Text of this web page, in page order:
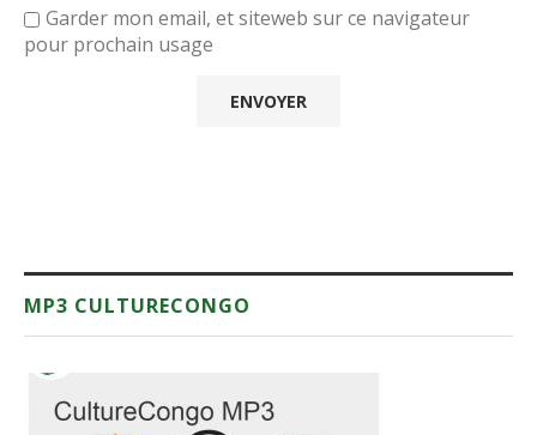
Garder mon email, et siteweb sur ce navigateur
pour prochain usage
MP3 CULTURECONGO